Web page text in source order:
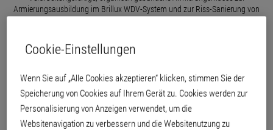
Armierungsausbildung im Brillux WDV-System und zur Riss-Sanierung von
Cookie-Einstellungen
Wenn Sie auf „Alle Cookies akzeptieren“ klicken, stimmen Sie der
Speicherung von Cookies auf Ihrem Gerät zu. Cookies werden zur
Personalisierung von Anzeigen verwendet, um die
Websitenavigation zu verbessern und die Websitenutzung zu